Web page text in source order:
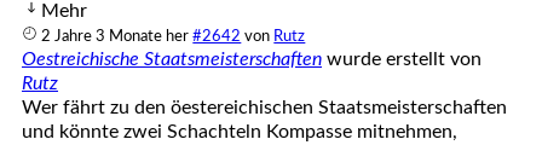
Mehr
2 Jahre 3 Monate her #2642 von Rutz
Oestreichische Staatsmeisterschaften wurde erstellt von
Rutz
Wer fährt zu den öestereichischen Staatsmeisterschaften
und könnte zwei Schachteln Kompasse mitnehmen,